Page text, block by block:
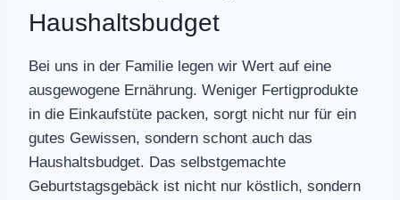
Haushaltsbudget
Bei uns in der Familie legen wir Wert auf eine
ausgewogene Ernährung. Weniger Fertigprodukte
in die Einkaufstüte packen, sorgt nicht nur für ein
gutes Gewissen, sondern schont auch das
Haushaltsbudget. Das selbstgemachte
Geburtstagsgebäck ist nicht nur köstlich, sondern